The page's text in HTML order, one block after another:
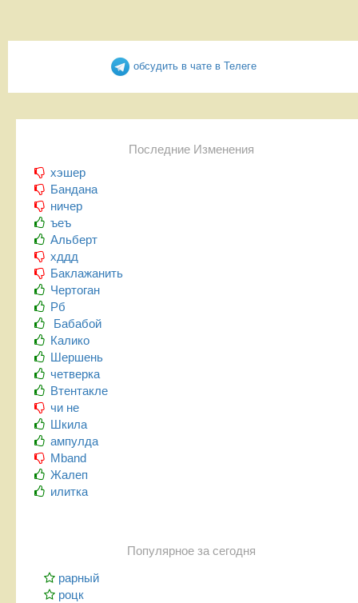
обсудить в чате в Телеге
Последние Изменения
хэшер
Бандана
ничер
ъеъ
Альберт
хддд
Баклажанить
Чертоган
Рб
Бабабой
Калико
Шершень
четверка
Втентакле
чи не
Шкила
ампулда
Mband
Жалеп
илитка
Популярное за сегодня
рарный
роцк